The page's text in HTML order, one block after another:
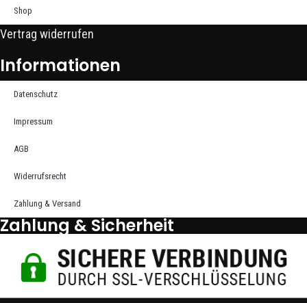
Shop
Vertrag widerrufen
Informationen
Datenschutz
Impressum
AGB
Widerrufsrecht
Zahlung & Versand
Zahlung & Sicherheit